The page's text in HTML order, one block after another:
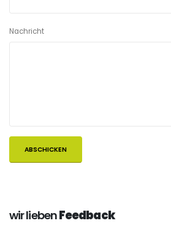
Nachricht
wir liebenFeedback